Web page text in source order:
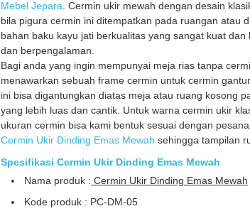
Mebel Jepara . Cermin ukir mewah dengan desain
bila pigura cermin ini ditempatkan pada ruangan atau
bahan baku kayu jati berkualitas yang sangat kuat
dan berpengalaman.
Bagi anda yang ingin mempunyai meja rias tanpa
menawarkan sebuah frame cermin untuk cermin
ini bisa digantungkan diatas meja atau ruang kosong
yang lebih luas dan cantik. Untuk warna cermin ukir
ukuran cermin bisa kami bentuk sesuai dengan
Cermin Ukir Dinding Emas Mewah sehingga tampilan
Spesifikasi Cermin Ukir Dinding Emas Mewah
Nama produk : Cermin Ukir Dinding Emas Mewah
Kode produk : PC-DM-05